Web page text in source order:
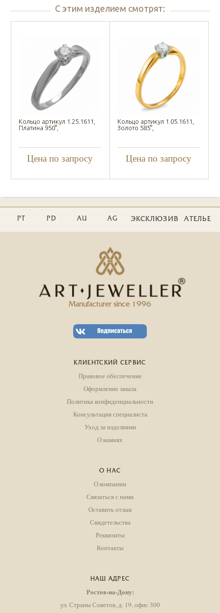
С этим изделием смотрят:
Кольцо артикул 1.25.1611,
Платина 950°,
Цена по запросу
Кольцо артикул 1.05.1611,
Золото 585°,
Цена по запросу
PT PD AU AG ЭКСКЛЮЗИВ АТЕЛЬЕ
Manufacturer since 1996
КЛИЕНТСКИЙ СЕРВИС
Правовое обеспечение
Оформление заказа
Политика конфиденциальности
Консультация специалиста
Уход за изделиями
О камнях
О НАС
О компании
Связаться с нами
Оставить отзыв
Свидетельства
Реквизиты
Контакты
НАШ АДРЕС
Ростов-на-Дону:
ул. Страны Советов, д. 19, офис 300